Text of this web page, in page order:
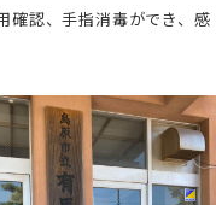
確認、手指消毒ができ、感